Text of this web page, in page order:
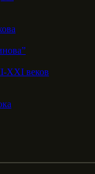
XXI веков